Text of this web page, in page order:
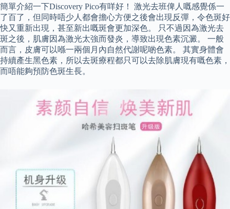
簡單介紹一下Discovery Pico有咩好！ 激光去班俾人嘅感覺係一
了百了，但同時唔少人都會擔心方便之後會出現反彈，令色斑好
快又重新出現，甚至新出嘅斑會更加深色。 只不過因為激光去
斑之後，肌膚因為激光太強而發炎，導致出現色素沉澱。 一般
而言，皮膚可以喺一兩個月內自然代謝呢啲色素。 其實身體會
持續產生黑色素，所以去斑療程都只可以去除肌膚現有嘅色素，
而唔能夠預防色斑生長。